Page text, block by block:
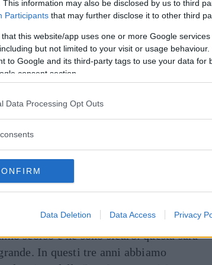
This information may also be disclosed by us to third
Participants that may further disclose it to other third
that this website/app uses one or more Google
but not limited to your visit or usage
to Google and its third-party tags to use your data for
consent section.
Data Processing Opt Outs
Data Deletion Data Access Privacy
artisti che la stampa propone come
edizione di X-Factor si preannuncia
punto di vista mediatico sia per
a leggere dopo la pubblicità
parla a nome di tutta la redazione
dei partecipanti ai provini è addirittura
anno:
ottantamila richieste. Abbiamo
scorso e ne sono sicuro: questa sarà
In questi tre anni abbiamo